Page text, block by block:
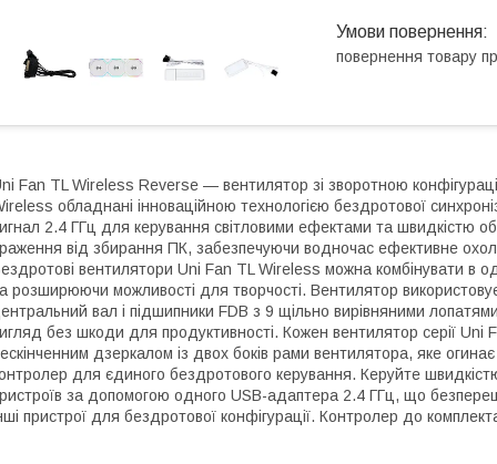
повернення товару
Fan TL Wireless Reverse — вентилятор зі зворотною
обладнані інноваційною технологією бездротової
2.4 ГГц для керування світловими ефектами та швидкістю
від збирання ПК, забезпечуючи водночас ефективне
вентилятори Uni Fan TL Wireless можна комбінувати в
розширюючи можливості для творчості. Вентилятор
вал і підшипники FDB з 9 щільно вирівняними
без шкоди для продуктивності. Кожен вентилятор серії Uni
дзеркалом із двох боків рами вентилятора, яке
для єдиного бездротового керування. Керуйте
за допомогою одного USB-адаптера 2.4 ГГц, що
пристрої для бездротової конфігурації. Контролер до